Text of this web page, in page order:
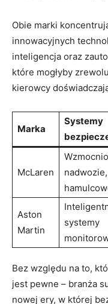
Obie marki
innowacyjnych
inteligencja oraz
które mogłyby
kierowcy
Marka
Systemy
McLaren
Aston
Martin
systemy
Bez względu na to,
jest pewne – branża
nowej ery, w której